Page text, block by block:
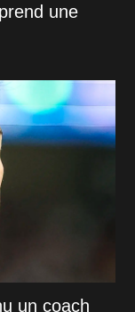
une
un coach